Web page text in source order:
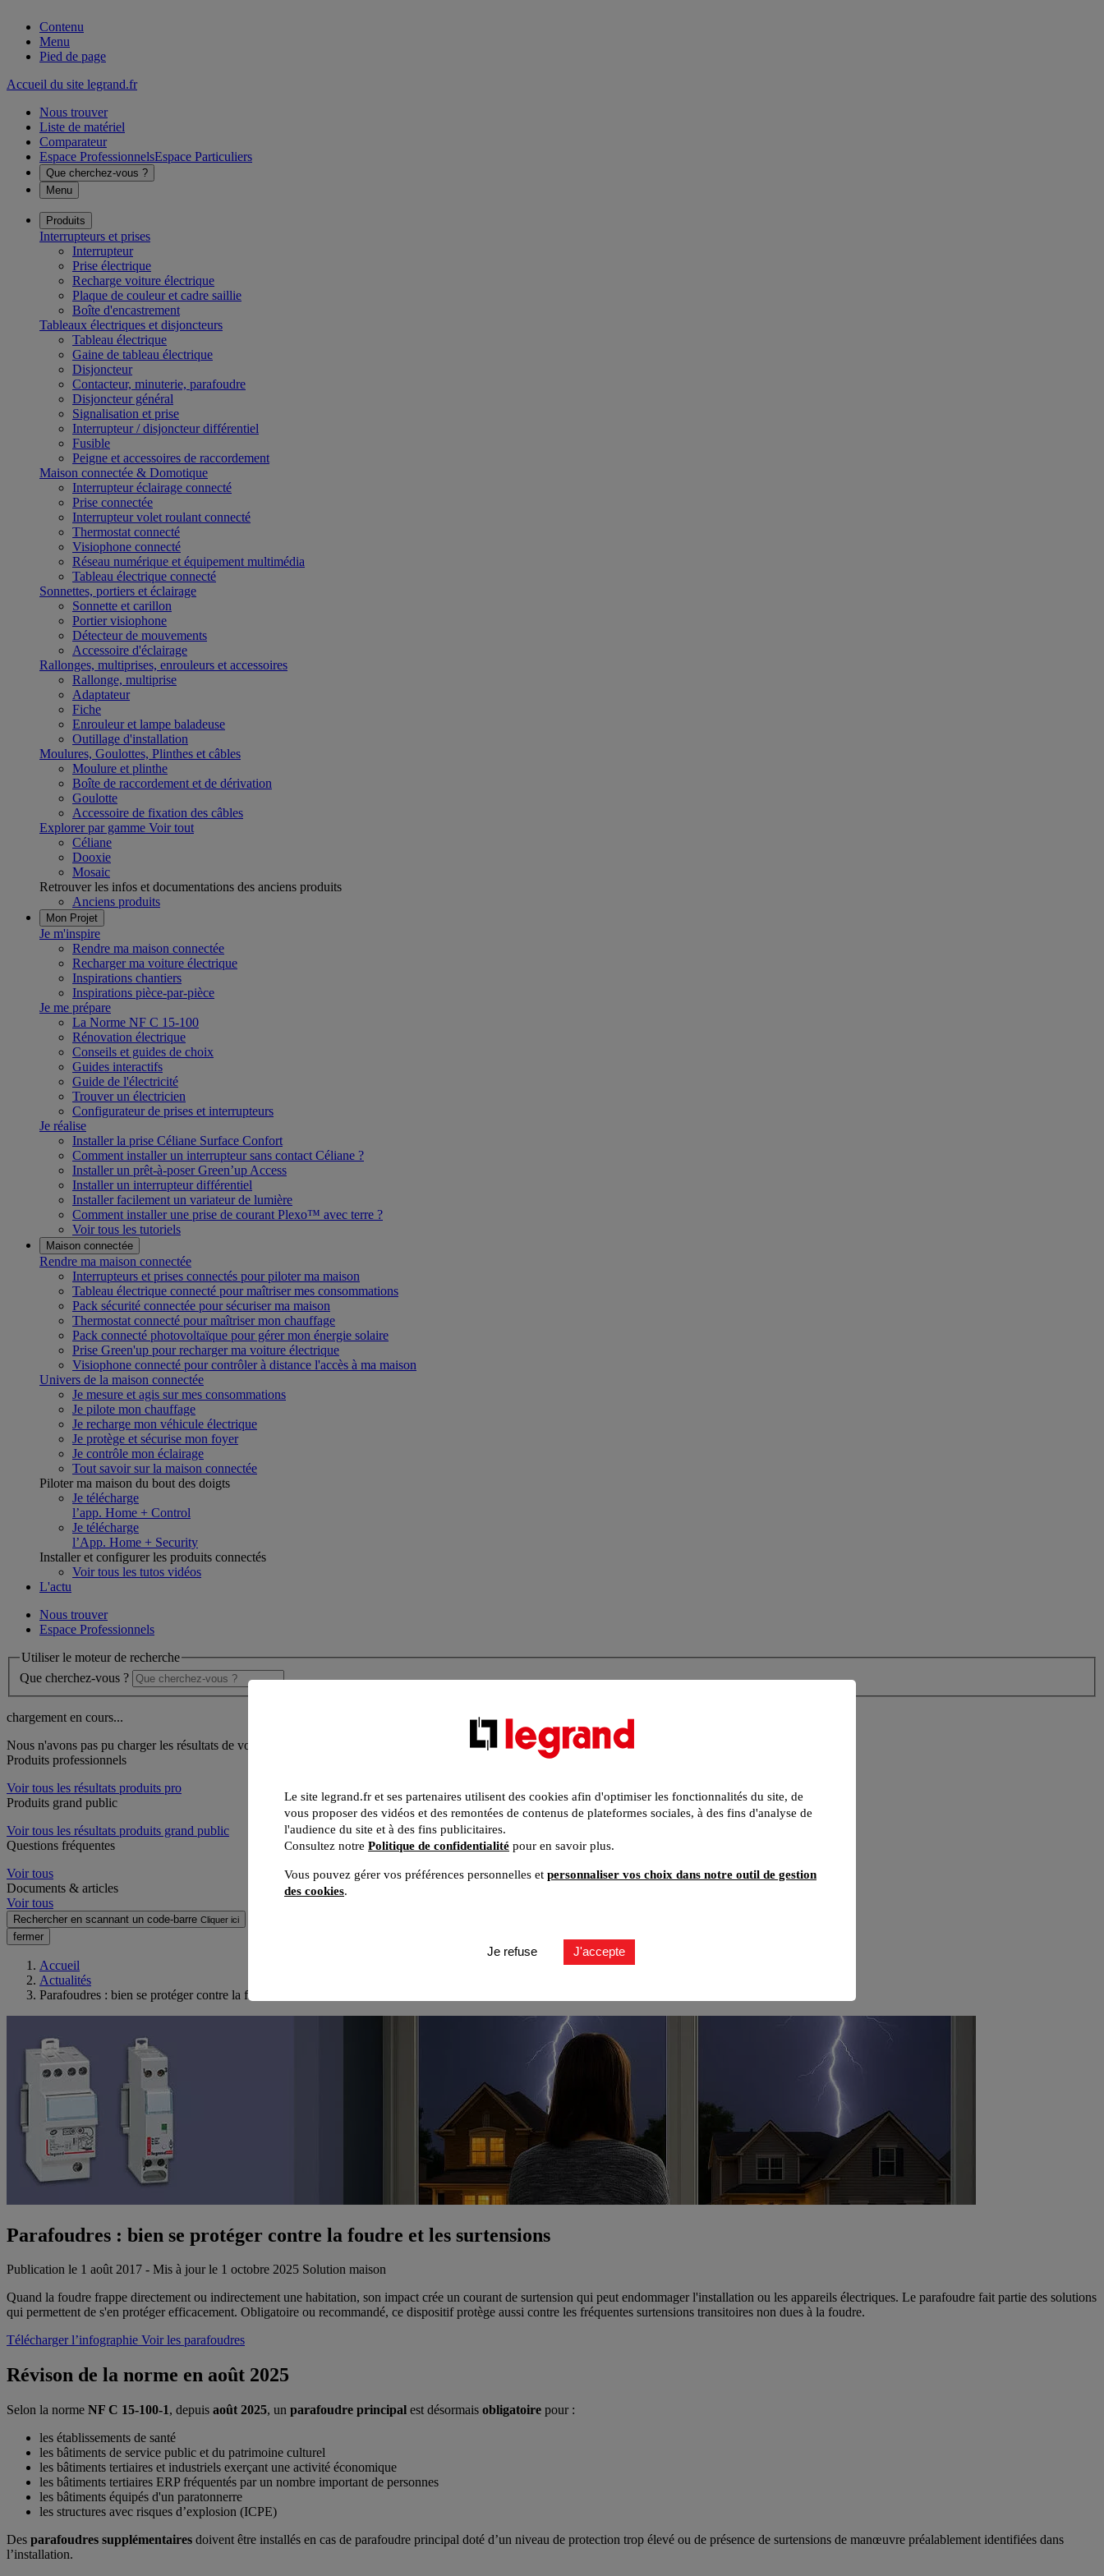
Contenu
Menu
Pied de page
Accueil du site legrand.fr
Nous trouver
Liste de matériel
Comparateur
Espace ProfessionnelsEspace Particuliers
Que cherchez-vous ?
Menu
Produits
Interrupteurs et prises
Interrupteur
Prise électrique
Recharge voiture électrique
Plaque de couleur et cadre saillie
Boîte d'encastrement
Tableaux électriques et disjoncteurs
Tableau électrique
Gaine de tableau électrique
Disjoncteur
Contacteur, minuterie, parafoudre
Disjoncteur général
Signalisation et prise
Interrupteur / disjoncteur différentiel
Fusible
Peigne et accessoires de raccordement
Maison connectée & Domotique
Interrupteur éclairage connecté
Prise connectée
Interrupteur volet roulant connecté
Thermostat connecté
Visiophone connecté
Réseau numérique et équipement multimédia
Tableau électrique connecté
Sonnettes, portiers et éclairage
Sonnette et carillon
Portier visiophone
Détecteur de mouvements
Accessoire d'éclairage
Rallonges, multiprises, enrouleurs et accessoires
Rallonge, multiprise
Adaptateur
Fiche
Enrouleur et lampe baladeuse
Outillage d'installation
Moulures, Goulottes, Plinthes et câbles
Moulure et plinthe
Boîte de raccordement et de dérivation
Goulotte
Accessoire de fixation des câbles
Explorer par gamme Voir tout
Céliane
Dooxie
Mosaic
Retrouver les infos et documentations des anciens produits
Anciens produits
Mon Projet
Je m'inspire
Rendre ma maison connectée
Recharger ma voiture électrique
Inspirations chantiers
Inspirations pièce-par-pièce
Je me prépare
La Norme NF C 15-100
Rénovation électrique
Conseils et guides de choix
Guides interactifs
Guide de l'électricité
Trouver un électricien
Configurateur de prises et interrupteurs
Je réalise
Installer la prise Céliane Surface Confort
Comment installer un interrupteur sans contact Céliane ?
Installer un prêt-à-poser Green’up Access
Installer un interrupteur différentiel
Installer facilement un variateur de lumière
Comment installer une prise de courant Plexo™ avec terre ?
Voir tous les tutoriels
Maison connectée
Rendre ma maison connectée
Interrupteurs et prises connectés pour piloter ma maison
Tableau électrique connecté pour maîtriser mes consommations
Pack sécurité connectée pour sécuriser ma maison
Thermostat connecté pour maîtriser mon chauffage
Pack connecté photovoltaïque pour gérer mon énergie solaire
Prise Green'up pour recharger ma voiture électrique
Visiophone connecté pour contrôler à distance l'accès à ma maison
Univers de la maison connectée
Je mesure et agis sur mes consommations
Je pilote mon chauffage
Je recharge mon véhicule électrique
Je protège et sécurise mon foyer
Je contrôle mon éclairage
Tout savoir sur la maison connectée
Piloter ma maison du bout des doigts
Je télécharge
l’app. Home + Control
Je télécharge
l’App. Home + Security
Installer et configurer les produits connectés
Voir tous les tutos vidéos
L'actu
Nous trouver
Espace Professionnels
Utiliser le moteur de recherche
Que cherchez-vous ?
chargement en cours...
Nous n'avons pas pu charger les résultats de votre recherche
Produits professionnels
Voir tous les résultats produits pro
Produits grand public
Voir tous les résultats produits grand public
Questions fréquentes
Voir tous
Documents & articles
Voir tous
Rechercher en scannant un code-barre Cliquer ici
fermer
Accueil
Actualités
Parafoudres : bien se protéger contre la foudre et les surtensions
Parafoudres : bien se protéger contre la foudre et les surtensions
Publication le 1 août 2017 - Mis à jour le 1 octobre 2025 Solution maison
Quand la foudre frappe directement ou indirectement une habitation, son impact crée un courant de surtension qui peut endommager l'installation ou les appareils électriques. Le parafoudre fait partie des solutions
qui permettent de s'en protéger efficacement. Obligatoire ou recommandé, ce dispositif protège aussi contre les fréquentes surtensions transitoires non dues à la foudre.
Télécharger l’infographie Voir les parafoudres
Révison de la norme en août 2025
Selon la norme NF C 15-100-1, depuis août 2025, un parafoudre principal est désormais obligatoire pour :
les établissements de santé
les bâtiments de service public et du patrimoine culturel
les bâtiments tertiaires et industriels exerçant une activité économique
les bâtiments tertiaires ERP fréquentés par un nombre important de personnes
les bâtiments équipés d'un paratonnerre
les structures avec risques d’explosion (ICPE)
Des parafoudres supplémentaires doivent être installés en cas de parafoudre principal doté d’un niveau de protection trop élevé ou de présence de surtensions de manœuvre préalablement identifiées dans
l’installation.
Le site legrand.fr et ses partenaires utilisent des cookies afin d'optimiser les fonctionnalités du site, de
vous proposer des vidéos et des remontées de contenus de plateformes sociales, à des fins d'analyse de
l'audience du site et à des fins publicitaires.
Consultez notre Politique de confidentialité pour en savoir plus.
Vous pouvez gérer vos préférences personnelles et personnaliser vos choix dans notre outil de gestion
des cookies.
Je refuse J'accepte